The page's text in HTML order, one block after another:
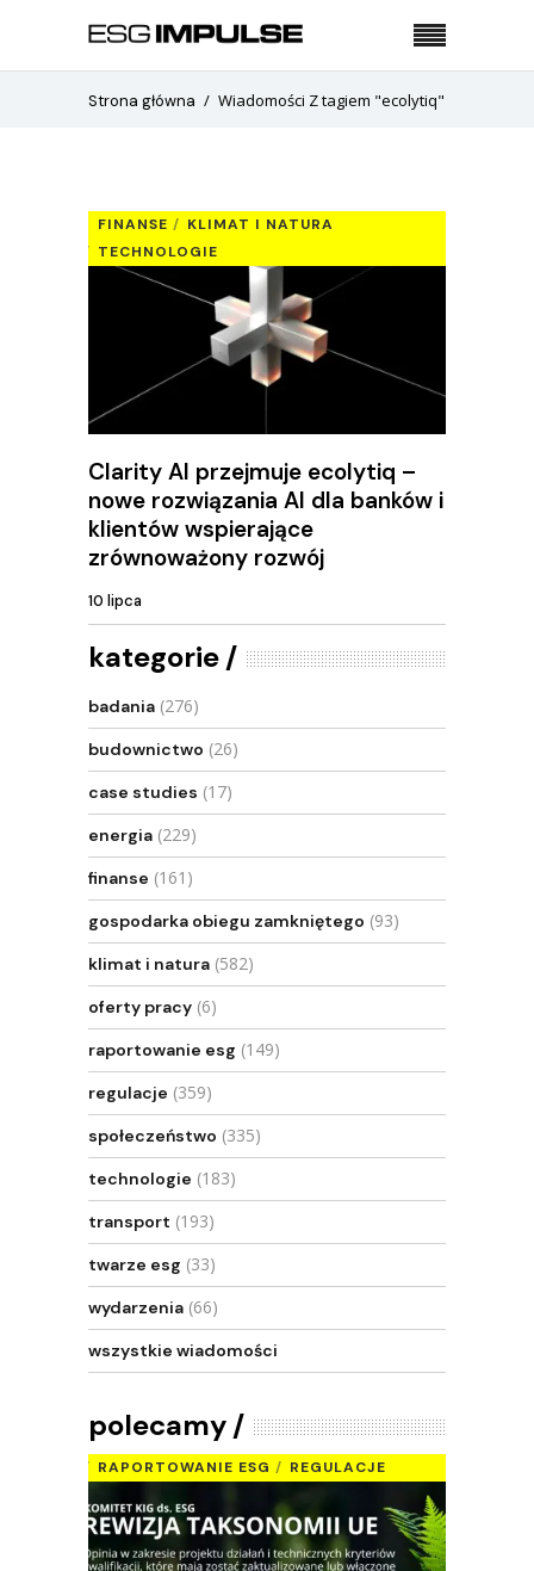
Strona główna Wiadomości Z tagiem "ecolytiq"
FINANSE
KLIMAT I NATURA
TECHNOLOGIE
Clarity AI przejmuje ecolytiq –
nowe rozwiązania AI dla banków i
klientów wspierające
zrównoważony rozwój
10 lipca
kategorie
badania (276)
budownictwo (26)
case studies (17)
energia (229)
finanse (161)
gospodarka obiegu zamkniętego (93)
klimat i natura (582)
oferty pracy (6)
raportowanie esg (149)
regulacje (359)
społeczeństwo (335)
technologie (183)
transport (193)
twarze esg (33)
wydarzenia (66)
wszystkie wiadomości
polecamy
RAPORTOWANIE ESG REGULACJE